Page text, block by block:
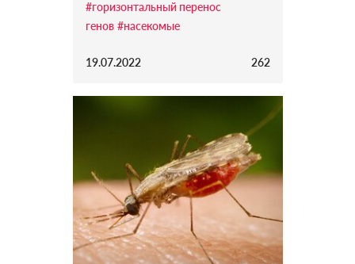
#горизонтальный перенос
генов #насекомые
19.07.2022 262